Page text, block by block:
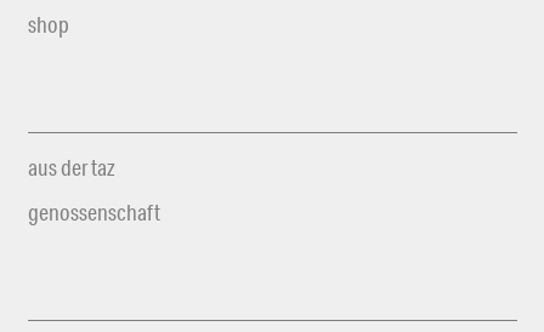
shop
aus der taz
genossenschaft